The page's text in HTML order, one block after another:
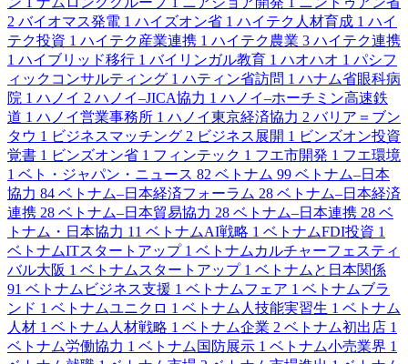
2 バイオマス発電 1 ハイズオン省 1 ハイテク人材育成 1 ハイ
テク投資 1 ハイテク産業連携 1 ハイテク農業 3 ハイテク連携
1 ハイブリッド移行 1 バイリンガル教育 1 ハオハオ 1 パシフ
ィックコンサルティング 1 ハティン省訪問 1 ハナム省眼科病
院 1 ハノイ 2 ハノイ–JICA協力 1 ハノイ–ホーチミン高速鉄
道 1 ハノイ営業事務所 1 ハノイ東京経済協力 2 バリア＝ブン
タウ 1 ビジネスマッチング 2 ビジネス展開 1 ビンズオン投資
覚書 1 ビンズオン省 1 フィンテック 1 フエ市開発 1 フエ環境
1 ベト・ジャパン・ニュース 82 ベトナム 99 ベトナム–日本
協力 84 ベトナム–日本経済フォーラム 28 ベトナム–日本経済
連携 28 ベトナム–日本貿易協力 28 ベトナム–日本連携 28 ベ
トナム・日本協力 11 ベトナムAI戦略 1 ベトナムFDI投資 1
ベトナムITスタートアップ 1 ベトナムカルチャーフェスティ
バル大阪 1 ベトナムスタートアップ 1 ベトナムと日本関係
91 ベトナムビジネス支援 1 ベトナムフェア 1 ベトナムブラ
ンド 1 ベトナムユニクロ 1 ベトナム人技能実習生 1 ベトナム
人材 1 ベトナム人材戦略 1 ベトナム企業 2 ベトナム初出店 1
ベトナム労働協力 1 ベトナム国防展示 1 ベトナム小売業界 1